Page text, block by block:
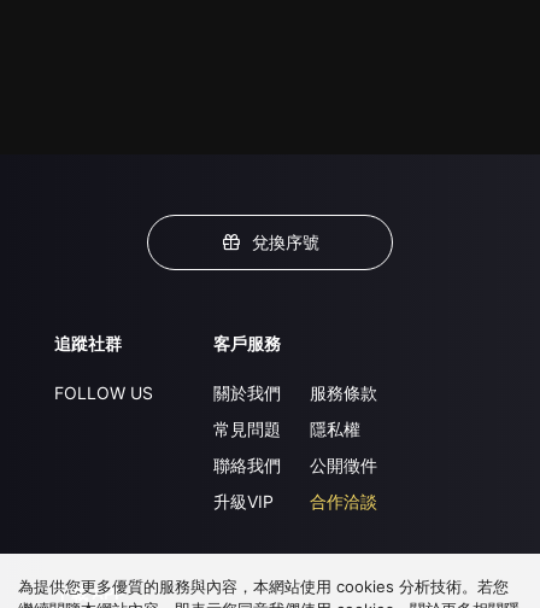
兌換序號
追蹤社群
FOLLOW US
客戶服務
關於我們
常見問題
聯絡我們
升級VIP
服務條款
隱私權
公開徵件
合作洽談
下載 APP
為提供您更多優質的服務與內容，本網站使用 cookies 分析技術。若您